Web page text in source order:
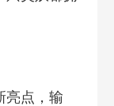
亮点，输